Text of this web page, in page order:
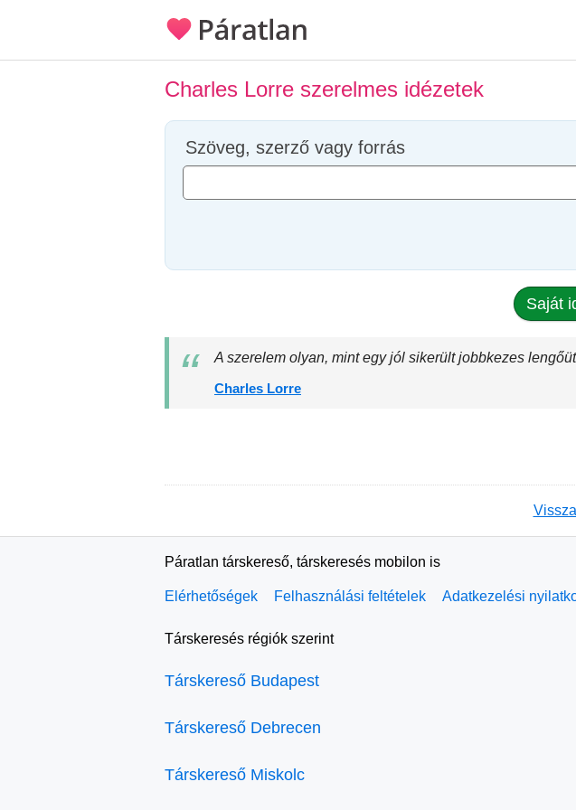
Charles Lorre szerelmes idézetek
Szöveg, szerző vagy forrás
Saját
A szerelem olyan, mint egy jól sikerült jobbkezes
Charles Lorre
Páratlan társkereső, társkeresés mobilon is
Elérhetőségek Felhasználási feltételek Adatkezelési
Társkeresés régiók szerint
Társkereső Budapest
Társkereső Debrecen
Társkereső Miskolc